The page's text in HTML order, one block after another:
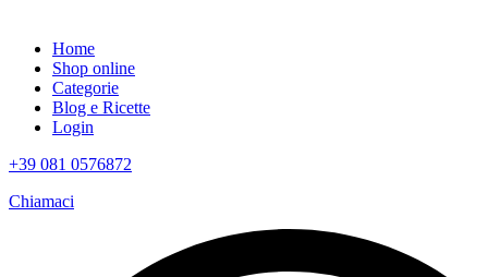
Home
Shop online
Categorie
Blog e Ricette
Login
+39 081 0576872
Chiamaci